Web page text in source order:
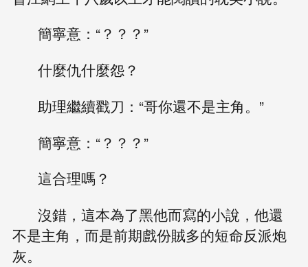
簡寧意：“？？？”
什麼仇什麼怨？
助理繼續戳刀：“哥你還不是主角。”
簡寧意：“？？？”
這合理嗎？
沒錯，這本為了黑他而寫的小說，他還
不是主角，而是前期戲份賊多的短命反派炮
灰。